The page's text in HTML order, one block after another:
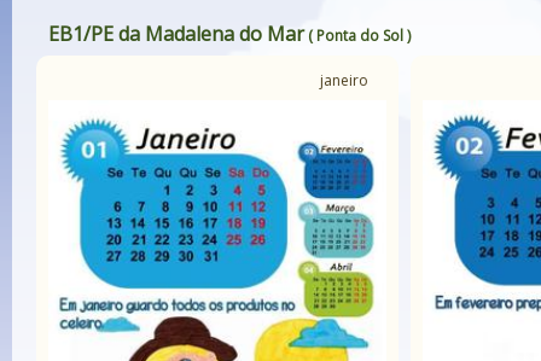
EB1/PE da Madalena do Mar( Ponta do Sol )
janeiro